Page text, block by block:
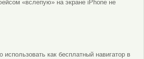
«вслепую» на экране iPhone не
как бесплатный навигатор в